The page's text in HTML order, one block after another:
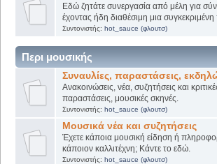
Εδώ ζητάτε συνεργασία από μέλη για
έχοντας ήδη διαθέσιμη μια
Συντονιστής: hot_sauce (φλουτσ)
Περι μουσικής
Συναυλίες, παραστάσεις,
Ανακοινώσεις, νέα, συζητήσεις και
παραστάσεις, μουσικές σκηνές.
Συντονιστής: hot_sauce (φλουτσ)
Μουσικά νέα και συζητήσεις
Έχετε κάποια μουσική είδηση ή
κάποιον καλλιτέχνη; Κάντε το εδώ.
Συντονιστής: hot_sauce (φλουτσ)